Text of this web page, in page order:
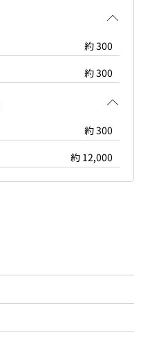
約 300
約 300
約 300
約 12,000